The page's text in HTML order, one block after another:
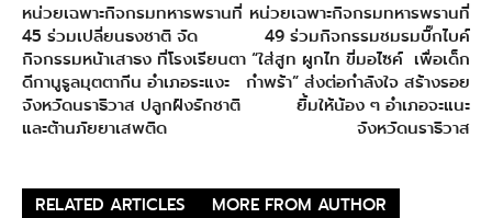
หน่วยเฉพาะกิจกรมทหารพรานที่
45 ร่วมเปลี่ยนธงชาติ จัด
กิจกรรมหน้าเสาธง ที่โรงเรียนตา
ดีกานูรูลมุตตากีน อำเภอระแงะ
จังหวัดนราธิวาส ปลูกฝังรักชาติ
และต้านภัยยาเสพติด
หน่วยเฉพาะกิจกรมทหารพรานที่
49 ร่วมกิจกรรมชมรมบิ๊กไบค์
“ใส่สูท ผูกไท ขี่มอไซค์ เพื่อเด็ก
กำพร้า” ส่งต่อกำลังใจ สร้างรอย
ยิ้มให้น้อง ๆ อำเภอจะแนะ
จังหวัดนราธิวาส
RELATED ARTICLES MORE FROM AUTHOR